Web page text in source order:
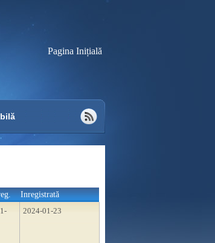
Pagina Inițială
Inregistrată
2024-01-23